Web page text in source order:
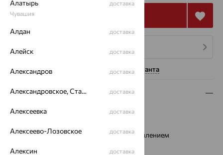
Нужна помощь консультанта
Описание
Металл:Золото
Стекло:минеральное с сапфировым напылением
Алатырь
Чувашия
доставка
Алдан доставка
Алейск доставка
Александров доставка
Александровское, Ставропольский край доставка
Алексеевка доставка
Алексеево-Лозовское доставка
Алексин доставка